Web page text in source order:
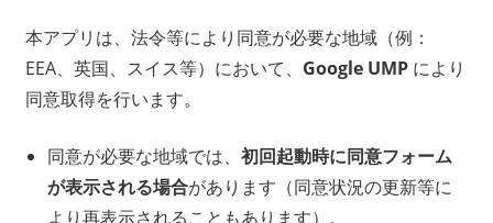
本アプリは、法令等により同意が必要な地域（例：
EEA、英国、スイス等）において、 Google UMPにより
同意取得を行います。
同意が必要な地域では、 初回起動時に同意フォーム
が表示される場合があります（同意状況の更新等に
より再表示されることもあります）。